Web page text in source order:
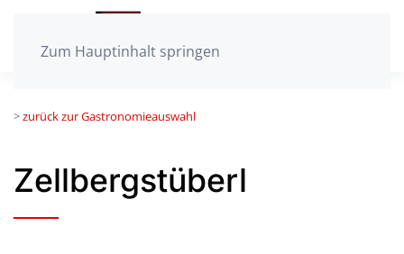
Zum Hauptinhalt springen
>zurück zur Gastronomieauswahl
Zellbergstüberl